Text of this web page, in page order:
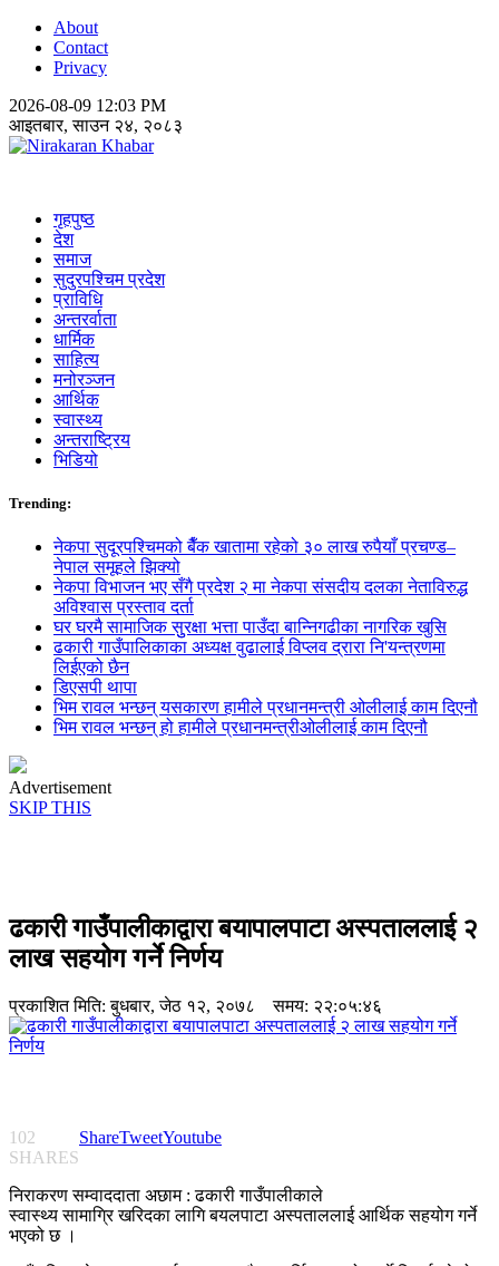
About
Contact
Privacy
2026-08-09 12:03 PM
आइतबार, साउन २४, २०८३
गृहपुष्ठ
देश
समाज
सुदुरपश्चिम प्रदेश
प्राविधि
अन्तरर्वाता
धार्मिक
साहित्य
मनोरञ्जन
आर्थिक
स्वास्थ्य
अन्तराष्ट्रिय
भिडियो
Trending:
नेकपा सुदूरपश्चिमको बैँक खातामा रहेको ३० लाख रुपैयाँ प्रचण्ड–
नेपाल समूहले झिक्य‍ो
नेकपा विभाजन भए सँगै प्रदेश २ मा नेकपा संसदीय दलका नेताविरुद्ध
अविश्वास प्रस्ताव दर्ता
घर घरमै सामाजिक सुुरक्षा भत्ता पाउँदा बान्निगढीका नागरिक खुसि
ढकारी गाउँपालिकाका अध्यक्ष वुढालाई विप्लव द्रारा नि'यन्त्रणमा
लिईएको छैन
डिएसपी थापा
भिम रावल भन्छन् यसकारण हामीले प्रधानमन्त्री ओलीलाई काम दिएनौ
भिम रावल भन्छन् हो हामीले प्रधानमन्त्रीओलीलाई काम दिएनौ
Advertisement
SKIP THIS
ढकारी गाउँपालीकाद्वारा बयापालपाटा अस्पताललाई २
लाख सहयोग गर्ने निर्णय
प्रकाशित मिति:बुधबार, जेठ १२, २०७८ समय: २२:०५:४६
102
SHARES
ShareTweetYoutube
निराकरण सम्वाददाता अछाम : ढकारी गाउँपालीकाले
स्वास्थ्य सामाग्रि खरिदका लागि बयलपाटा अस्पताललाई आर्थिक सहयोग गर्ने
भएको छ ।